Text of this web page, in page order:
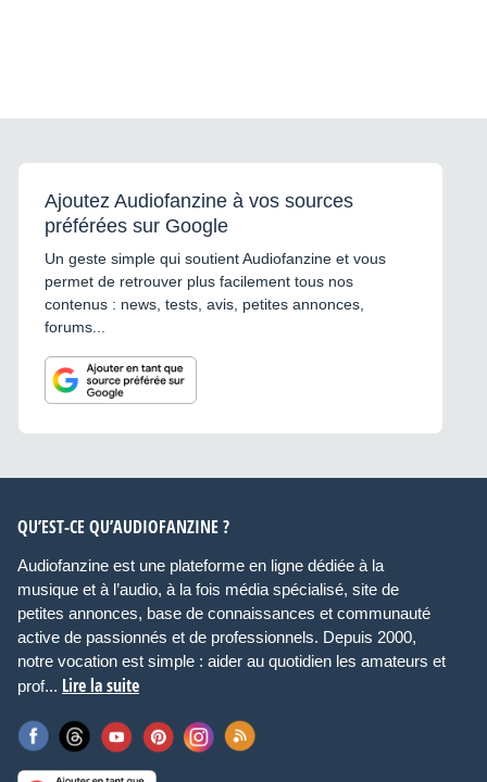
Ajoutez Audiofanzine à vos sources
préférées sur Google
Un geste simple qui soutient Audiofanzine et vous
permet de retrouver plus facilement tous nos
contenus : news, tests, avis, petites annonces,
forums...
QU’EST-CE QU’AUDIOFANZINE ?
Audiofanzine est une plateforme en ligne dédiée à la
musique et à l’audio, à la fois média spécialisé, site de
petites annonces, base de connaissances et communauté
active de passionnés et de professionnels. Depuis 2000,
notre vocation est simple : aider au quotidien les amateurs et
prof... Lire la suite